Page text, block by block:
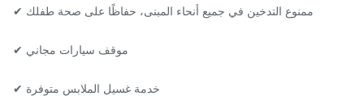
✔ ممنوع التدخين في جميع أنحاء المبنى، حفاظًا على صحة طفلك
✔ موقف سيارات مجاني
✔ خدمة غسيل الملابس متوفرة